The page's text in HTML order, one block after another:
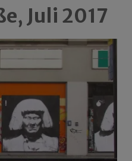
Juli 2017